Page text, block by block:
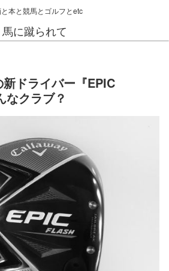
本と競馬とゴルフとetc
馬に蹴られて
ドライバー『EPIC
なクラブ？